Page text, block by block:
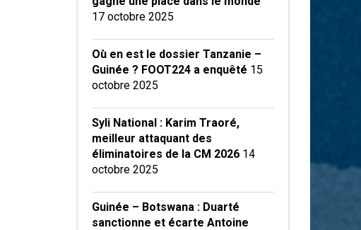
17 octobre 2025
Où en est le dossier Tanzanie –
Guinée ? FOOT224 a enquêté 15
octobre 2025
Syli National : Karim Traoré,
meilleur attaquant des
éliminatoires de la CM 2026 14
octobre 2025
Guinée – Botswana : Duarté
sanctionne et écarte Antoine